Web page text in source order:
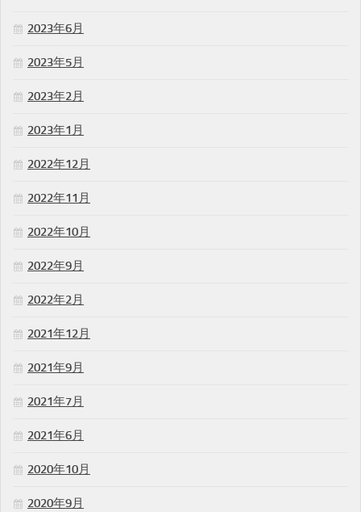
2023年6月
2023年5月
2023年2月
2023年1月
2022年12月
2022年11月
2022年10月
2022年9月
2022年2月
2021年12月
2021年9月
2021年7月
2021年6月
2020年10月
2020年9月